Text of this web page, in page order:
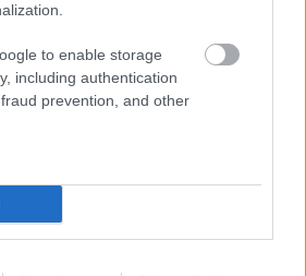
to enable storage
including authentication
prevention, and other
HIVATALOS: RADEK VITEK A
CHAMPIONSHIPBE IGAZOLT